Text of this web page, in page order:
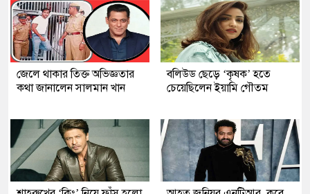
জেলে থাকার তিক্ত অভিজ্ঞতার
কথা জানালেন সালমান খান
বলিউড ছেড়ে ‘কৃষক’ হতে
চেয়েছিলেন ইয়ামি গৌতম